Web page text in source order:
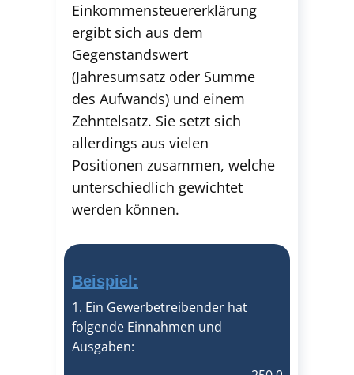
Einkommensteuererklärung
ergibt sich aus dem
Gegenstandswert
(Jahresumsatz oder Summe
des Aufwands) und einem
Zehntelsatz. Sie setzt sich
allerdings aus vielen
Positionen zusammen, welche
unterschiedlich gewichtet
werden können.
Beispiel:
1. Ein Gewerbetreibender hat
folgende Einnahmen und
Ausgaben: